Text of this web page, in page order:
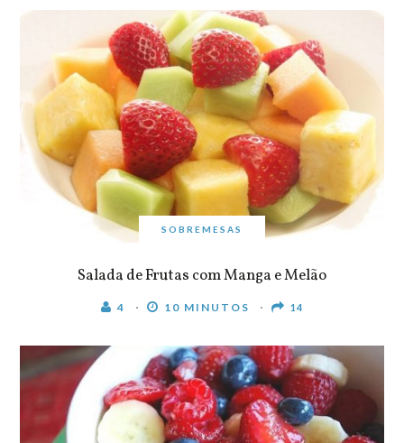
SOBREMESAS
Salada de Frutas com Manga e Melão
4 10 MINUTOS 14